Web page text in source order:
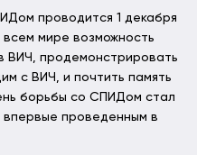
проводится 1 декабря
мире возможность
ВИЧ, продемонстрировать
с ВИЧ, и почтить память
борьбы со СПИДом стал
проведенным в